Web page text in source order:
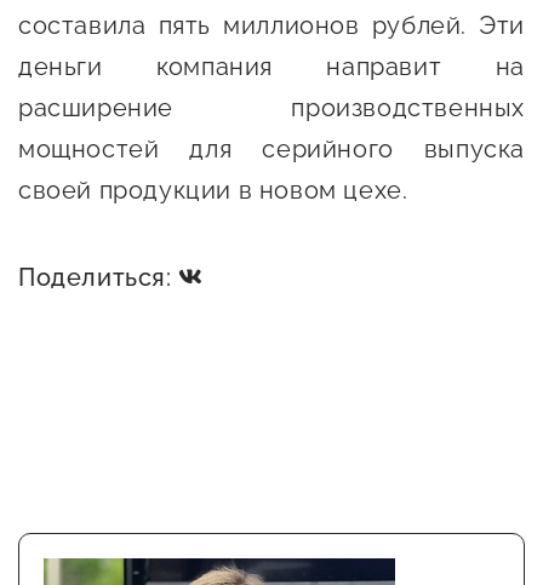
составила пять миллионов рублей. Эти
деньги компания направит на
расширение производственных
мощностей для серийного выпуска
своей продукции в новом цехе.
Поделиться: